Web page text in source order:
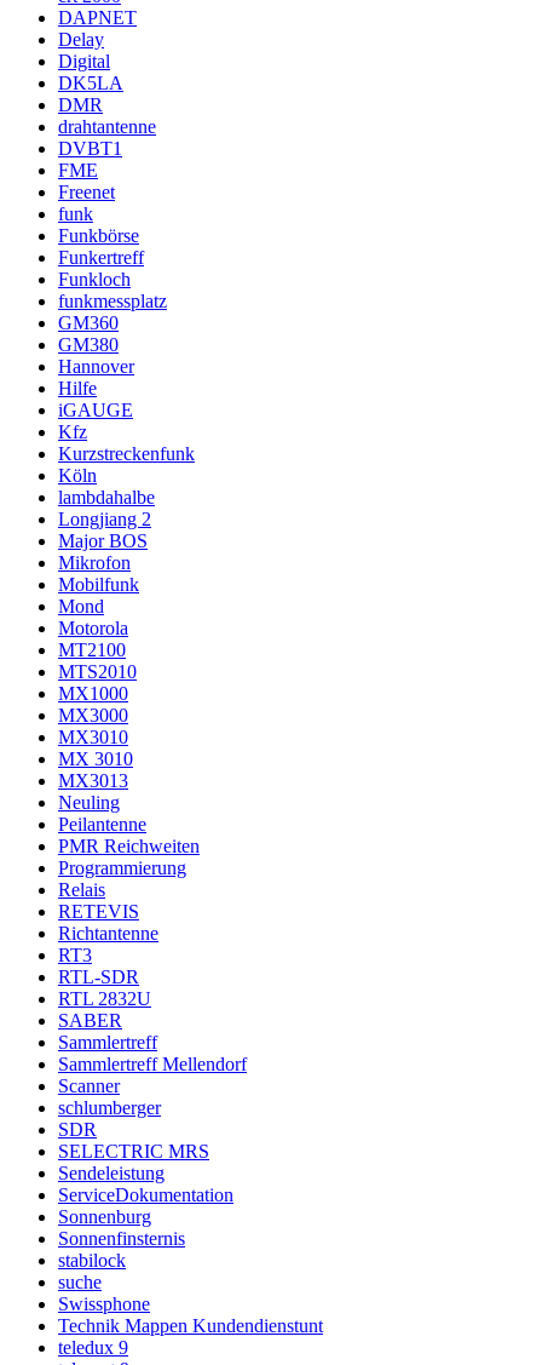
DAPNET
Delay
Digital
DK5LA
DMR
drahtantenne
DVBT1
FME
Freenet
funk
Funkbörse
Funkertreff
Funkloch
funkmessplatz
GM360
GM380
Hannover
Hilfe
iGAUGE
Kfz
Kurzstreckenfunk
Köln
lambdahalbe
Longjiang 2
Major BOS
Mikrofon
Mobilfunk
Mond
Motorola
MT2100
MTS2010
MX1000
MX3000
MX3010
MX 3010
MX3013
Neuling
Peilantenne
PMR Reichweiten
Programmierung
Relais
RETEVIS
Richtantenne
RT3
RTL-SDR
RTL 2832U
SABER
Sammlertreff
Sammlertreff Mellendorf
Scanner
schlumberger
SDR
SELECTRIC MRS
Sendeleistung
ServiceDokumentation
Sonnenburg
Sonnenfinsternis
stabilock
suche
Swissphone
Technik Mappen Kundendienstunt
teledux 9